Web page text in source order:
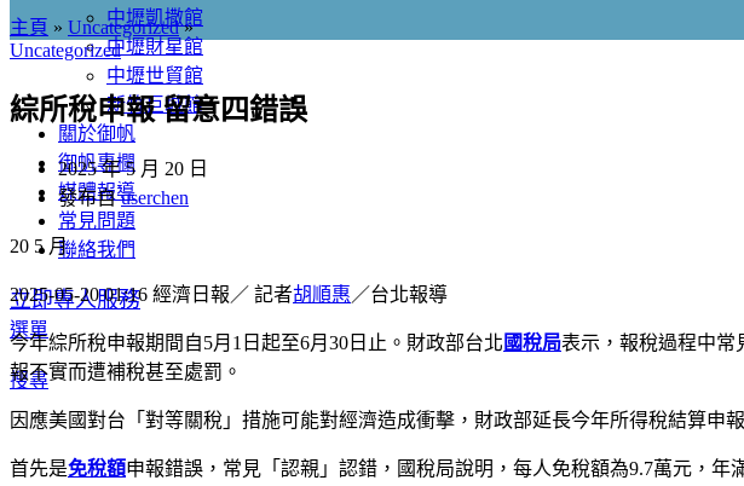
中壢凱撒館
中壢財星館
中壢世貿館
新竹巨城館
關於御帆
御帆專欄
媒體報導
常見問題
聯絡我們
立即專人服務
選單
搜尋
主頁 » Uncategorized»
Uncategorized
綜所稅申報 留意四錯誤
2025 年 5 月 20 日
發布自 userchen
20 5 月
2025-05-20 01:16 經濟日報／ 記者胡順惠 ／台北報導
今年綜所稅申報期間自5月1日起至6月30日止。財政部台北 國稅局表示，報稅過程中常
報不實而遭補稅甚至處罰。
因應美國對台「對等關稅」措施可能對經濟造成衝擊，財政部延長今年所得稅結算
首先是免稅額申報錯誤，常見「認親」認錯，國稅局說明，每人免稅額為9.7萬元，